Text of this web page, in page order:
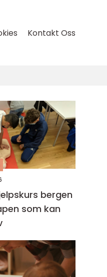
Kontakt Oss
bergen
som kan